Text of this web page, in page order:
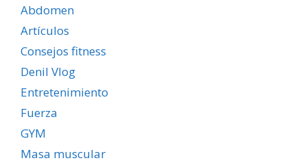
Abdomen
Artículos
Consejos fitness
Denil Vlog
Entretenimiento
Fuerza
GYM
Masa muscular